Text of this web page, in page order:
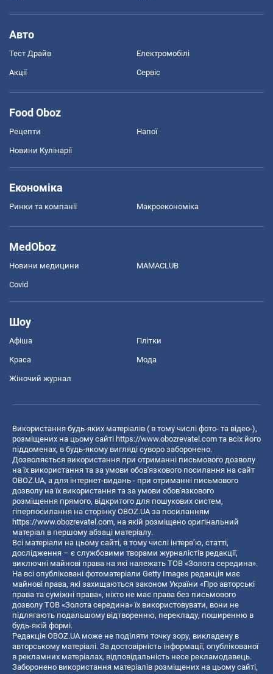
Авто
Тест Драйв Електромобілі
Акції Сервіс
Food Oboz
Рецепти Напої
Новини Кулінарії
Економіка
Ринки та компанії Макроекономіка
MedOboz
Новини медицини MAMACLUB
Covid
Шоу
Афіша Плітки
Краса Мода
Жіночий журнал
Використання будь-яких матеріалів ( в тому числі фото- та відео-),
розміщених на цьому сайті https://www.obozrevatel.com та всіх його
піддоменах, в будь-якому вигляді суворо заборонено.
Дозволяється використання при отриманні письмового дозволу
на їх використання та за умови обов'язкового посилання на сайт
OBOZ.UA, а для інтернет-видань - при отриманні письмового
дозволу на їх використання та за умови обов'язкового
розміщення прямого, відкритого для пошукових систем,
гіперпосилання на сторінку OBOZ.UA за посиланням
https://www.obozrevatel.com, на якій розміщено оригінальний
матеріал в першому абзаці матеріалу.
Всі матеріали на цьому сайті, в тому числі інтерв’ю, статті,
дослідження – є службовими творами журналістів редакції,
виключні майнові права на які належать ТОВ «Золота середина».
На всі опубліковані фотоматеріали Getty Images редакція має
майнові права, які захищаються законом України «Про авторські
права та суміжні права», ніхто не має права без письмового
дозволу ТОВ «Золота середина» їх використовувати, вони не
підлягають подальшому відтворенню, перекладу, поширенню в
будь-якій формі.
Редакція OBOZ.UA може не поділяти точку зору, викладену в
авторському матеріалі. За достовірність інформації, опублікованої
в рекламних матеріалах, відповідальність несе рекламодавець.
Заборонено використання матеріалів розміщених на цьому сайті,